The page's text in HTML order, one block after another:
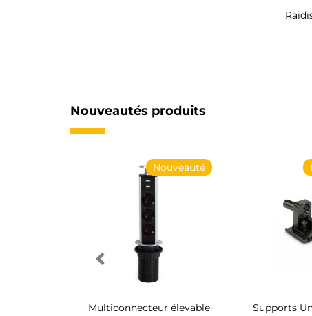
Nouveautés produits
Nouveauté
Multiconnecteur élevable
Supports